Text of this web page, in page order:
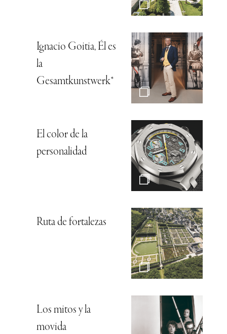
Ignacio Goitia, Él es
la
Gesamtkunstwerk*
El color de la
personalidad
Ruta de fortalezas
Los mitos y la
movida